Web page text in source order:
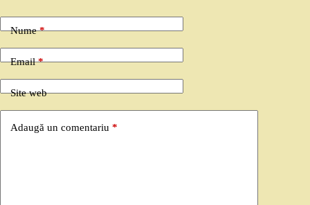
Nume*
Email*
Site web
Adaugă un comentariu *